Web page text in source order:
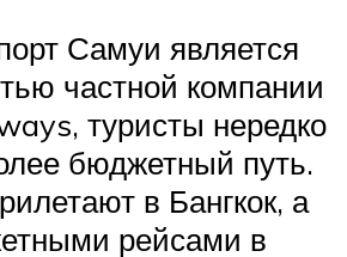
Самуи является
частной компании
туристы нередко
бюджетный путь.
в Бангкок, а
рейсами в